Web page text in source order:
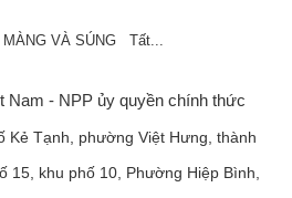
MÀNG VÀ SÚNG Tất...
Nam - NPP ủy quyền chính thức
Kẻ Tạnh, phường Việt Hưng, thành
15, khu phố 10, Phường Hiệp Bình,